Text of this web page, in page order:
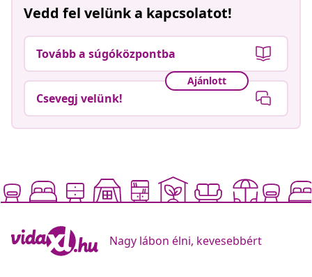
Vedd fel velünk a kapcsolatot!
Tovább a súgóközpontba
Ajánlott
Csevegj velünk!
Nagy lábon élni, kevesebbért